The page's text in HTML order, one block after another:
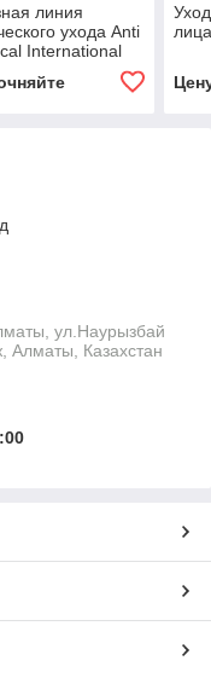
линия
ухода Anti
International
ул.Наурызбай
Алматы, Казахстан